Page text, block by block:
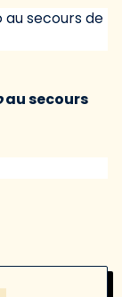
au secours